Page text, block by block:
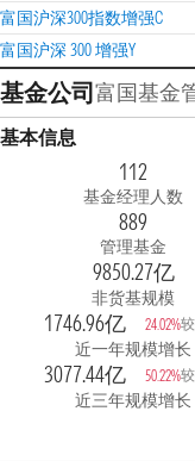
富国沪深300指数增强C
富国沪深 300 增强Y
基金公司富国基金
基本信息
112
基金经理人数
889
管理基金
9850.27亿
非货基规模
1746.96亿 24.02%
近一年规模增长
3077.44亿 50.22%
近三年规模增长